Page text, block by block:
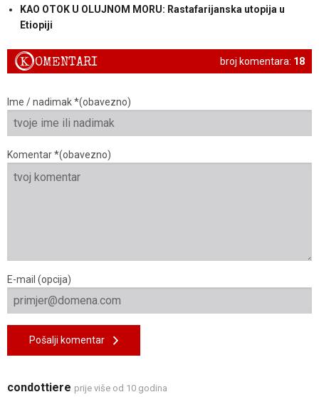
KAO OTOK U OLUJNOM MORU: Rastafarijanska utopija u
Etiopiji
broj komentara: 18
KOMENTARI
Ime / nadimak *(obavezno)
Komentar *(obavezno)
E-mail (opcija)
Pošalji komentar
condottiere prije više od 10 godina